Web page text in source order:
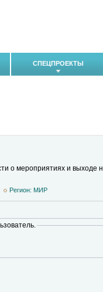
СПЕЦПРОЕКТЫ
о мероприятиях и выходе
Регион: MИР